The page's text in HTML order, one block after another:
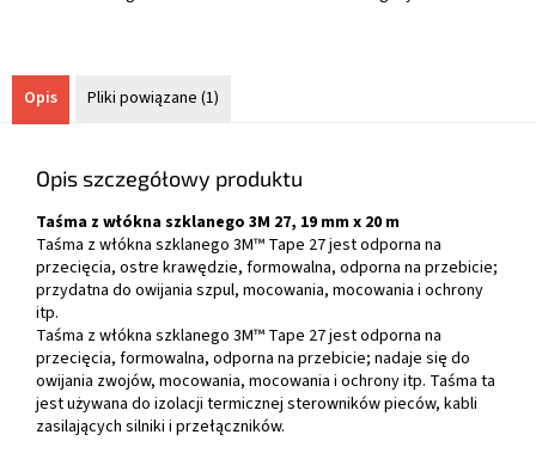
Opis Pliki powiązane (1)
Opis szczegółowy produktu
Taśma z włókna szklanego 3M 27, 19 mm x 20 m
Taśma z włókna szklanego 3M™ Tape 27 jest odporna na
przecięcia, ostre krawędzie, formowalna, odporna na przebicie;
przydatna do owijania szpul, mocowania, mocowania i ochrony
itp.
Taśma z włókna szklanego 3M™ Tape 27 jest odporna na
przecięcia, formowalna, odporna na przebicie; nadaje się do
owijania zwojów, mocowania, mocowania i ochrony itp. Taśma ta
jest używana do izolacji termicznej sterowników pieców, kabli
zasilających silniki i przełączników.